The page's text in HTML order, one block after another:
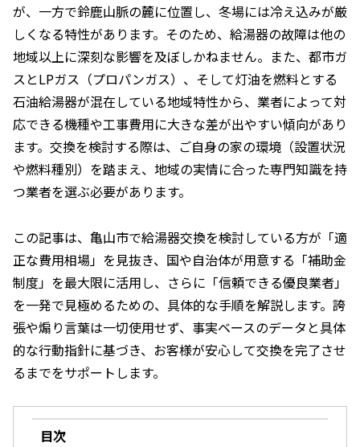
が、一方で鈴鹿山脈の麓に位置し、冬場には冷え込みが厳
しくなる特性があります。そのため、給湯器の故障は他の
地域以上に深刻な影響を及ぼしかねません。また、都市ガ
スとLPガス（プロパンガス）、そして灯油を燃料とする
石油給湯器が混在している地域特性から、業者によって対
応できる機種や工事費用に大きな差が出やすい傾向があり
ます。交換を検討する際は、ご自身の家の環境（設置状況
や燃料種別）を踏まえ、地域の実情に合った専門知識を持
つ業者を選ぶ必要があります。
この記事は、亀山市で給湯器交換を検討している方が「適
正な費用相場」を見抜き、国や自治体が用意する「補助金
制度」を最大限に活用し、さらに「信頼できる優良業者」
を一発で見極めるための、具体的な手順を解説します。誇
張や煽り言葉は一切使用せず、事実ベースのデータと具体
的な行動指針に基づき、お客様が安心して交換を完了させ
るまでをサポートします。
目次